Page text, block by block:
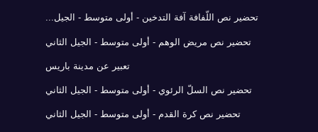
تحضير نص اللّفافة آفة التدخين - أولى متوسط - الجيل...
تحضير نص مريض الوهم - أولى متوسط - الجيل الثاني
تعبير عن مدينة باريس
تحضير نص السلّ الرئوي - أولى متوسط - الجيل الثاني
تحضير نص كرة القدم - أولى متوسط - الجيل الثاني